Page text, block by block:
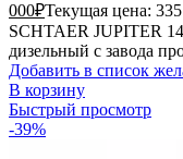
000₽Текущая цена:
SCHTAER JUPITER
дизельный с завода
Добавить в список
В корзину
Быстрый просмотр
-39%